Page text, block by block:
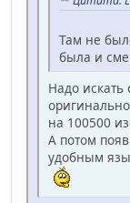
Там не
была и
Надо
на 100500
А потом
удобным